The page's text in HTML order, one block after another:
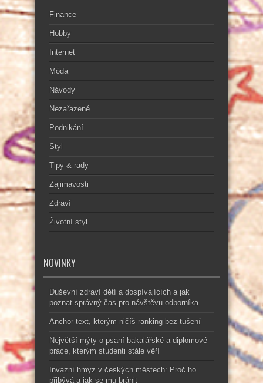
Finance
Hobby
Internet
Móda
Návody
Nezařazené
Podnikání
Styl
Tipy & rady
Zajimavosti
Zdraví
Životní styl
NOVINKY
Duševní zdraví dětí a dospívajících a jak
poznat správný čas pro návštěvu odborníka
Anchor text, kterým ničíš ranking bez tušení
Největší mýty o psaní bakalářské a diplomové
práce, kterým studenti stále věří
Invazní hmyz v českých městech: Proč ho
přibývá a jak se mu bránit